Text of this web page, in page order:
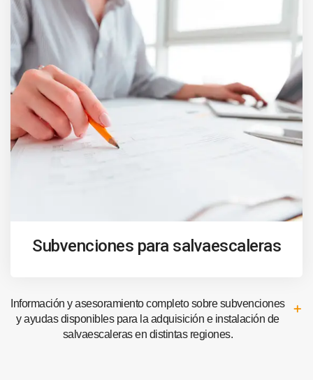
Subvenciones para salvaescaleras
Información y asesoramiento completo sobre subvenciones
y ayudas disponibles para la adquisición e instalación de
salvaescaleras en distintas regiones.